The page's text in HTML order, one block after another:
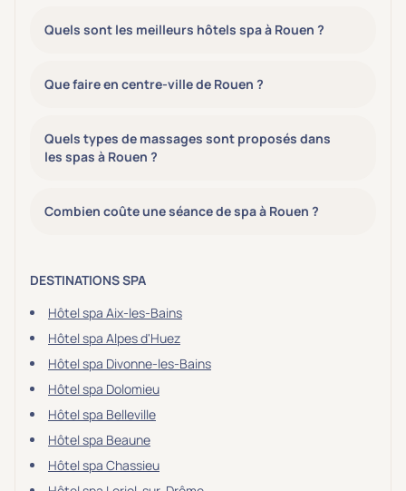
Quels sont les meilleurs hôtels spa à Rouen ?
Que faire en centre-ville de Rouen ?
Quels types de massages sont proposés dans
les spas à Rouen ?
Combien coûte une séance de spa à Rouen ?
DESTINATIONS SPA
Hôtel spa Aix-les-Bains
Hôtel spa Alpes d'Huez
Hôtel spa Divonne-les-Bains
Hôtel spa Dolomieu
Hôtel spa Belleville
Hôtel spa Beaune
Hôtel spa Chassieu